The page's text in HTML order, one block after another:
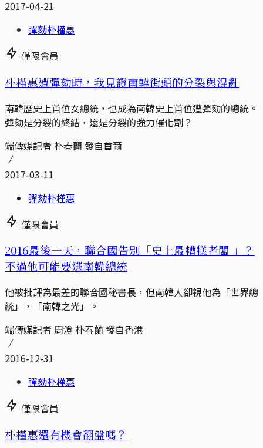
2017-04-21
彈劾朴槿惠
僅限會員
朴槿惠遭彈劾時，我見證南韓街頭的分裂與混亂
南韓歷史上首位女總統，也成為南韓史上首位遭彈劾的總統。
彈劾是分裂的終結，還是分裂的強力催化劑？
端傳媒記者 朴春蘭 發自首爾
2017-03-11
彈劾朴槿惠
僅限會員
2016最後一天，聯合國告別「史上最糟糕老闆 」？
不過他可能要選南韓總統
他被批評為最差的聯合國秘書長，但南韓人卻視他為「世界總
統」，「南韓之光」。
端傳媒記者 周澄 朴春蘭 發自香港
2016-12-31
彈劾朴槿惠
僅限會員
朴槿惠還有機會翻盤嗎？